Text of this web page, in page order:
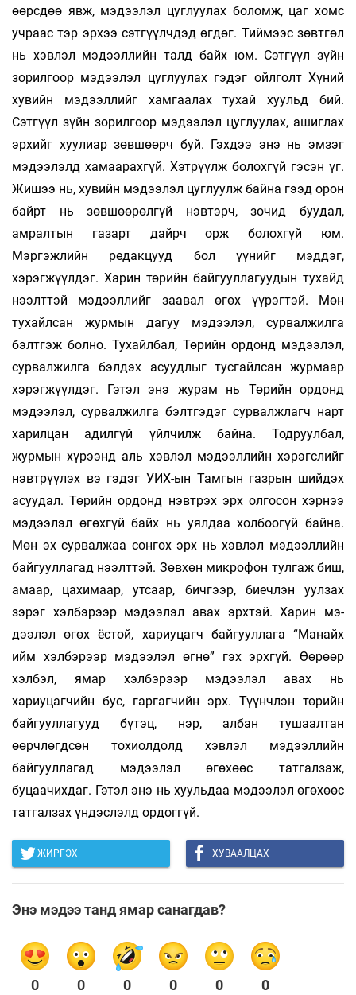
өөрсдөө явж, мэдээлэл цуглуулах боломж, цаг хомс
учраас тэр эрхээ сэтгүүлчдэд өгдөг. Тиймээс зөвтгөл
нь хэвлэл мэдээллийн талд байх юм. Сэтгүүл зүйн
зорилгоор мэдээлэл цуглуулах гэдэг ойлголт Хүний
хувийн мэдээллийг хамгаалах тухай хуульд бий.
Сэтгүүл зүйн зорилгоор мэдээлэл цуглуулах, ашиглах
эрхийг хуулиар зөвшөөрч буй. Гэхдээ энэ нь эмзэг
мэдээлэлд хамаарахгүй. Хэтрүүлж болохгүй гэсэн үг.
Жишээ нь, хувийн мэдээлэл цуглуулж байна гээд орон
байрт нь зөвшөөрөлгүй нэвтэрч, зочид буудал,
амралтын газарт дайрч орж болохгүй юм.
Мэргэжлийн редакцууд бол үүнийг мэддэг,
хэрэгжүүлдэг. Харин төрийн байгууллагуудын тухайд
нээлттэй мэдээллийг заавал өгөх үүрэгтэй. Мөн
тухайлсан журмын дагуу мэдээлэл, сурвалжилга
бэлтгэж болно. Тухайлбал, Төрийн ордонд мэдээлэл,
сурвалжилга бэлдэх асуудлыг тусгайлсан журмаар
хэрэгжүүлдэг. Гэтэл энэ журам нь Төрийн ордонд
мэдээлэл, сурвалжилга бэлтгэдэг сурвалжлагч нарт
харилцан адилгүй үйлчилж байна. Тодруулбал,
журмын хүрээнд аль хэвлэл мэдээллийн хэрэгслийг
нэвтрүүлэх вэ гэдэг УИХ-ын Тамгын газрын шийдэх
асуудал. Төрийн ордонд нэвтрэх эрх олгосон хэрнээ
мэдээлэл өгөхгүй байх нь уялдаа холбоогүй байна.
Мөн эх сурвал­жаа сонгох эрх нь хэвлэл мэдээллийн
байгууллагад нээлттэй. Зөвхөн микрофон тулгаж биш,
амаар, цахимаар, утсаар, бичгээр, биечлэн уулзах
зэрэг хэлбэрээр мэдээлэл авах эрхтэй. Харин мэ­
дээлэл өгөх ёстой, хариуцагч байгууллага “Манайх
ийм хэлбэрээр мэдээлэл өгнө” гэх эрхгүй. Өөрөөр
хэлбэл, ямар хэлбэрээр мэдээлэл авах нь
хариуцагчийн бус, гаргагчийн эрх. Түүнчлэн төрийн
байгууллагууд бүтэц, нэр, албан тушаалтан
өөрчлөгдсөн тохиолдолд хэвлэл мэдээллийн
байгууллагад мэдээ­лэл өгөхөөс татгалзаж,
буцаачихдаг. Гэтэл энэ нь хуульдаа мэдээлэл өгөхөөс
татгалзах үндэслэлд ордоггүй.
ЖИРГЭХ ХУВААЛЦАХ
Энэ мэдээ танд ямар санагдав?
0 0 0 0 0 0